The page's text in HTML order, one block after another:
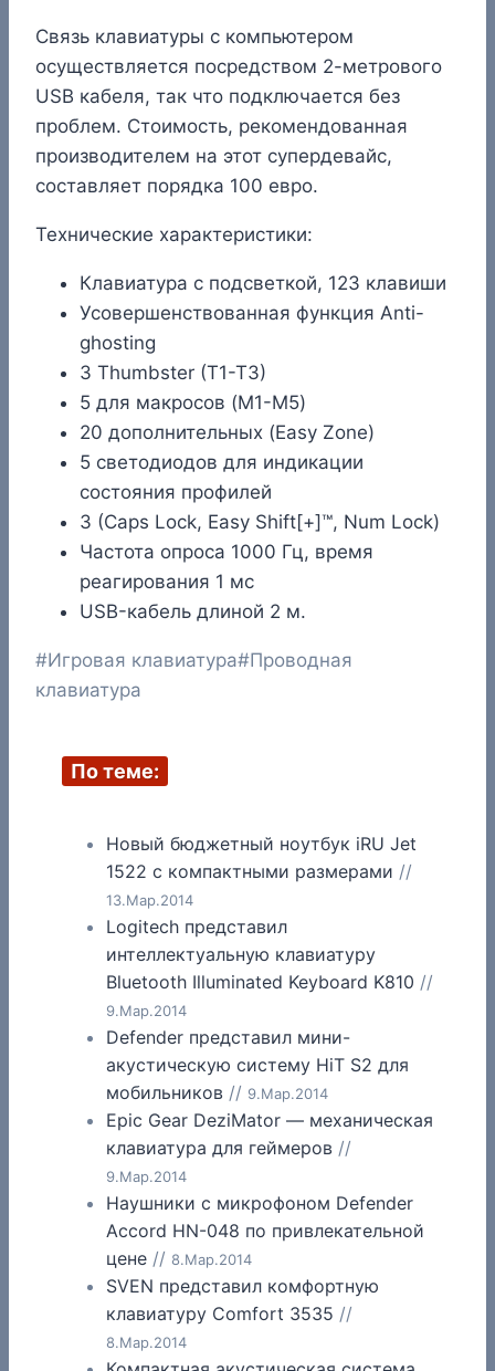
Связь клавиатуры с компьютером
осуществляется посредством 2-метрового
USB кабеля, так что подключается без
проблем. Стоимость, рекомендованная
производителем на этот супердевайс,
составляет порядка 100 евро.
Технические характеристики:
Клавиатура с подсветкой, 123 клавиши
Усовершенствованная функция Anti-
ghosting
3 Thumbster (T1-T3)
5 для макросов (M1-M5)
20 дополнительных (Easy Zone)
5 светодиодов для индикации
состояния профилей
3 (Caps Lock, Easy Shift[+]™, Num Lock)
Частота опроса 1000 Гц, время
реагирования 1 мс
USB-кабель длиной 2 м.
Метки
записи:
#Игровая клавиатура#Проводная
клавиатура
По теме:
Новый бюджетный ноутбук iRU Jet
1522 с компактными размерами //
13.Мар.2014
Logitech представил
интеллектуальную клавиатуру
Bluetooth Illuminated Keyboard K810 //
9.Мар.2014
Defender представил мини-
акустическую систему HiT S2 для
мобильников // 9.Мар.2014
Epic Gear DeziMator — механическая
клавиатура для геймеров //
9.Мар.2014
Наушники с микрофоном Defender
Accord HN-048 по привлекательной
цене // 8.Мар.2014
SVEN представил комфортную
клавиатуру Comfort 3535 //
8.Мар.2014